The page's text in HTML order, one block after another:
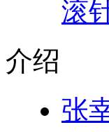
滚
介绍
张